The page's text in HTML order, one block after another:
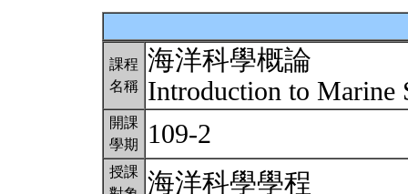
課程
名稱
海洋科學概論
Introduction to Marine
開課
學期
109-2
授課
海洋科學學程